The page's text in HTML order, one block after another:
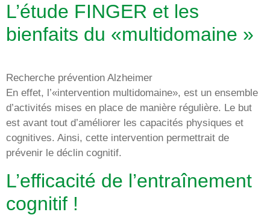
L’étude FINGER et les
bienfaits du «multidomaine »
Recherche prévention Alzheimer
En effet, l’«intervention multidomaine», est un ensemble
d’activités mises en place de manière régulière. Le but
est avant tout d’améliorer les capacités physiques et
cognitives. Ainsi, cette intervention permettrait de
prévenir le déclin cognitif.
L’efficacité de l’entraînement
cognitif !